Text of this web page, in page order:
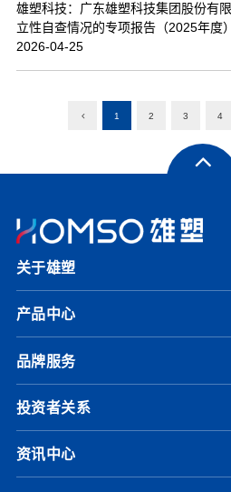
雄塑科技：广东雄塑科技集团股份有
立性自查情况的专项报告（2025年度）
2026-04-25
1 2 3 4
关于雄塑
产品中心
品牌服务
投资者关系
资讯中心